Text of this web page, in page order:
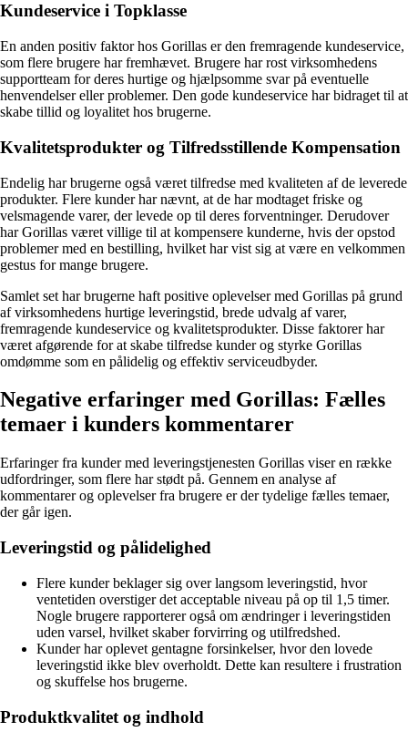
Kundeservice i Topklasse
En anden positiv faktor hos Gorillas er den fremragende kundeservice,
som flere brugere har fremhævet. Brugere har rost virksomhedens
supportteam for deres hurtige og hjælpsomme svar på eventuelle
henvendelser eller problemer. Den gode kundeservice har bidraget til at
skabe tillid og loyalitet hos brugerne.
Kvalitetsprodukter og Tilfredsstillende Kompensation
Endelig har brugerne også været tilfredse med kvaliteten af de leverede
produkter. Flere kunder har nævnt, at de har modtaget friske og
velsmagende varer, der levede op til deres forventninger. Derudover
har Gorillas været villige til at kompensere kunderne, hvis der opstod
problemer med en bestilling, hvilket har vist sig at være en velkommen
gestus for mange brugere.
Samlet set har brugerne haft positive oplevelser med Gorillas på grund
af virksomhedens hurtige leveringstid, brede udvalg af varer,
fremragende kundeservice og kvalitetsprodukter. Disse faktorer har
været afgørende for at skabe tilfredse kunder og styrke Gorillas
omdømme som en pålidelig og effektiv serviceudbyder.
Negative erfaringer med Gorillas: Fælles
temaer i kunders kommentarer
Erfaringer fra kunder med leveringstjenesten Gorillas viser en række
udfordringer, som flere har stødt på. Gennem en analyse af
kommentarer og oplevelser fra brugere er der tydelige fælles temaer,
der går igen.
Leveringstid og pålidelighed
Flere kunder beklager sig over langsom leveringstid, hvor
ventetiden overstiger det acceptable niveau på op til 1,5 timer.
Nogle brugere rapporterer også om ændringer i leveringstiden
uden varsel, hvilket skaber forvirring og utilfredshed.
Kunder har oplevet gentagne forsinkelser, hvor den lovede
leveringstid ikke blev overholdt. Dette kan resultere i frustration
og skuffelse hos brugerne.
Produktkvalitet og indhold